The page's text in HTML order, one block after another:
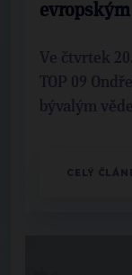
Ve čtvrtek
TOP 09
bývalým
CELÝ